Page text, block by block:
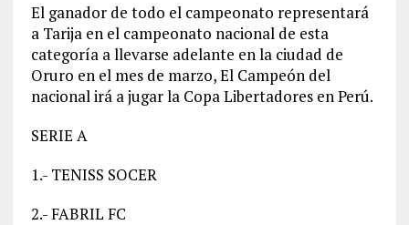
El ganador de todo el campeonato representará
a Tarija en el campeonato nacional de esta
categoría a llevarse adelante en la ciudad de
Oruro en el mes de marzo, El Campeón del
nacional irá a jugar la Copa Libertadores en Perú.
SERIE A
1.- TENISS SOCER
2.- FABRIL FC